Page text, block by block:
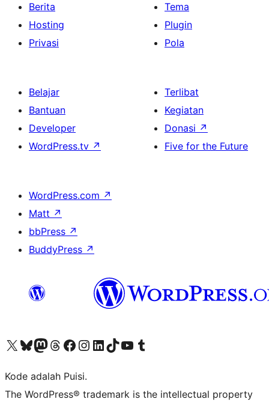
Berita
Hosting
Privasi
Tema
Plugin
Pola
Belajar
Bantuan
Developer
WordPress.tv ↗
Terlibat
Kegiatan
Donasi ↗
Five for the Future
WordPress.com ↗
Matt ↗
bbPress ↗
BuddyPress ↗
Kunjungi akun X (sebelumnya Twitter) kamiVisit our Bluesky account
Kunjungi akun Mastodon kami
Visit our Threads account
Kunjungi halaman Facebook kamiKunjungi akun Instagram kamiKunjungi akun LinkedIn kami
Visit our TikTok account
Kunjungi channel YouTube kamiVisit our Tumblr account
Kode adalah Puisi.
The WordPress® trademark is the intellectual property